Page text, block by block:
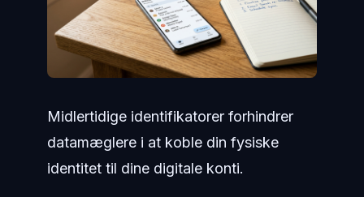
Midlertidige identifikatorer forhindrer
datamæglere i at koble din fysiske
identitet til dine digitale konti.